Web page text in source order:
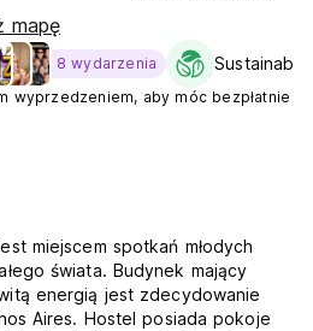
mapę
8 wydarzenia
wyprzedzeniem, aby móc bezpłatnie
miejscem spotkań młodych
świata. Budynek mający
energią jest zdecydowanie
Aires. Hostel posiada pokoje